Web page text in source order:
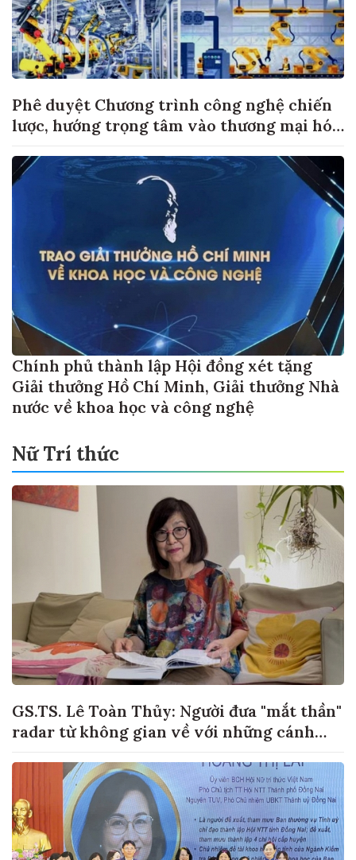
Phê duyệt Chương trình công nghệ chiến
lược, hướng trọng tâm vào thương mại hóa
Chính phủ thành lập Hội đồng xét tặng
Giải thưởng Hồ Chí Minh, Giải thưởng Nhà
nước về khoa học và công nghệ
Nữ Trí thức
GS.TS. Lê Toàn Thủy: Người đưa "mắt thần"
radar từ không gian về với những cánh